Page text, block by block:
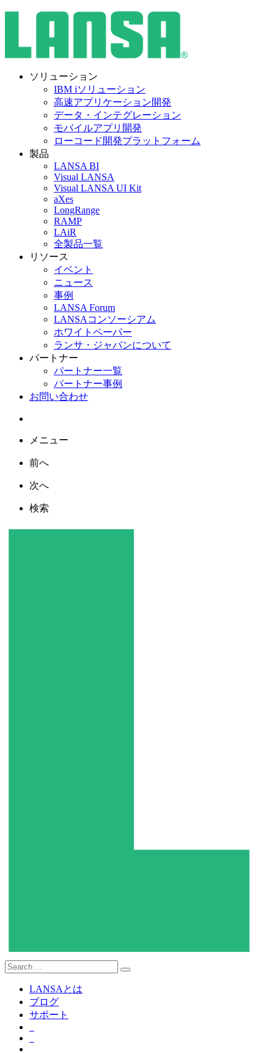
ソリューション
IBM iソリューション
高速アプリケーション開発
データ・インテグレーション
モバイルアプリ開発
ローコード開発プラットフォーム
製品
LANSA BI
Visual LANSA
Visual LANSA UI Kit
aXes
LongRange
RAMP
LAiR
全製品一覧
リソース
イベント
ニュース
事例
LANSA Forum
LANSAコンソーシアム
ホワイトペーパー
ランサ・ジャパンについて
パートナー
パートナー一覧
パートナー事例
お問い合わせ
メニュー
前へ
次へ
検索
LANSAとは
ブログ
サポート